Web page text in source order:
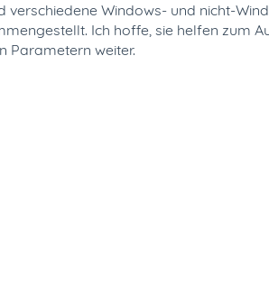
verschiedene Windows- und nicht-
Ich hoffe, sie helfen zum
Parametern weiter.